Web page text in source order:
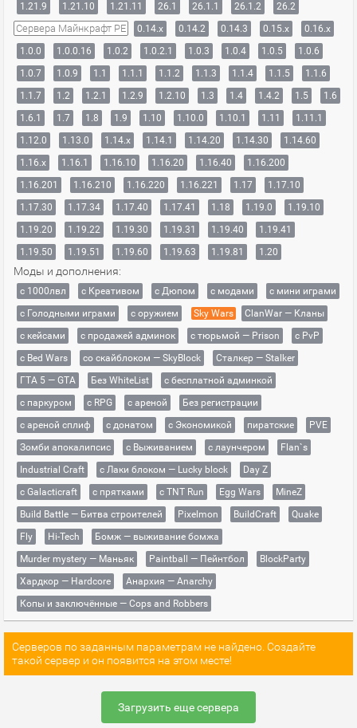
1.21.9
1.21.10 1.21.11 26.1 26.1.1 26.1.2 26.2
Сервера Майнкрафт PE 0.14.x 0.14.2 0.14.3 0.15.x
0.16.x
1.0.0
1.0.0.16 1.0.2 1.0.2.1 1.0.3 1.0.4 1.0.5
1.0.6
1.0.7
1.0.9 1.1 1.1.1 1.1.2 1.1.3 1.1.4 1.1.5
1.1.6
1.1.7
1.2 1.2.1 1.2.9 1.2.10 1.3 1.4 1.4.2 1.5
1.6
1.6.1
1.7 1.8 1.9 1.10 1.10.0 1.10.1 1.11
1.11.1
1.12.0
1.13.0 1.14.x 1.14.1 1.14.20 1.14.30
1.14.60
1.16.x
1.16.1 1.16.10 1.16.20 1.16.40
1.16.200
1.16.201
1.16.210 1.16.220 1.16.221 1.17
1.17.10
1.17.30
1.17.34 1.17.40 1.17.41 1.18 1.19.0
1.19.10
1.19.20
1.19.22 1.19.30 1.19.31 1.19.40
1.19.41
1.19.50
1.19.51 1.19.60 1.19.63 1.19.81 1.20
Моды и дополнения:
с 1000лвл c Креативом с Дюпом с модами
с мини играми
с Голодными играми
с оружием Sky Wars
ClanWar — Кланы
с кейсами
с продажей админок с тюрьмой — Prison
с PvP
с Bed Wars
со скайблоком — SkyBlock
Сталкер — Stalker
ГТА 5 — GTA
Без WhiteList
с бесплатной админкой
с паркуром
с RPG с ареной
Без регистрации
с ареной сплиф
с донатом с Экономикой пиратские
PVE
Зомби апокалипсис
с Выживанием с лаунчером
Flan`s
Industrial Craft
с Лаки блоком — Lucky block
Day Z
с Galacticraft
с прятками с TNT Run Egg Wars
MineZ
Build Battle — Битва строителей
Pixelmon BuildCraft
Quake
Fly
Hi-Tech
Бомж — выживание бомжа
Murder mystery — Маньяк
Paintball — Пейнтбол
BlockParty
Хардкор — Hardcore
Анархия — Anarchy
Копы и заключённые — Cops and Robbers
Серверов по заданным параметрам не найдено. Создайте
такой сервер и он появится на этом месте!
Загрузить еще сервера